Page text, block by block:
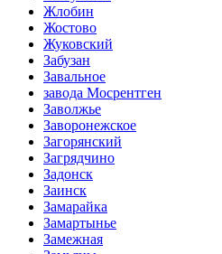
Жлобин
Жостово
Жуковский
Забузан
Завальное
завода Мосрентген
Заволжье
Заворонежское
Загорянский
Загрядчино
Задонск
Заинск
Замарайка
Замартынье
Замежная